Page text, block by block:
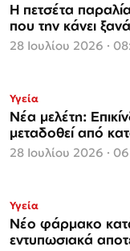
Η πετσέτα
που την κάνει
28 Ιουλίου 2026 ·
Υγεία
Νέα μελέτη:
μεταδοθεί από
28 Ιουλίου 2026 ·
Υγεία
Νέο φάρμακο
εντυπωσιακά